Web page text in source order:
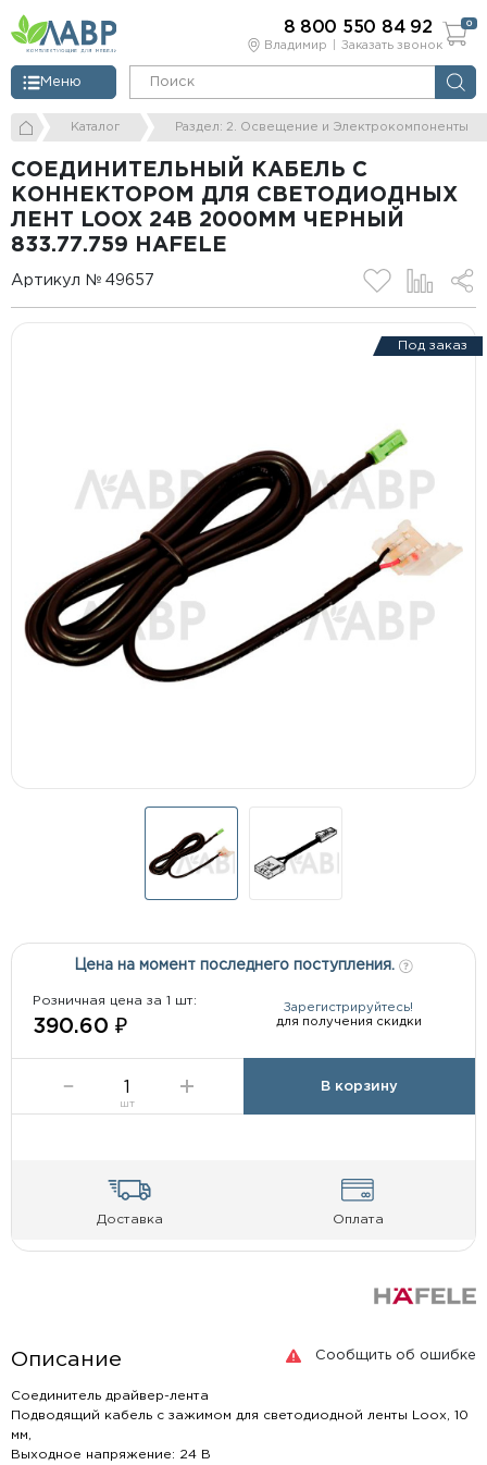
Владимир Заказать звонок
Меню
8 800 550 84 92 0
Каталог Раздел: 2. Освещение и Электрокомпоненты
СОЕДИНИТЕЛЬНЫЙ КАБЕЛЬ С
КОННЕКТОРОМ ДЛЯ СВЕТОДИОДНЫХ
ЛЕНТ LOOX 24В 2000ММ ЧЕРНЫЙ
833.77.759 HAFELE
Артикул № 49657
Под заказ
Цена на момент последнего поступления.
Розничная цена за 1 шт:
390.60 ₽
Зарегистрируйтесь!
для получения скидки
шт
В корзину
Доставка Оплата
Сообщить об ошибке
Описание
Соединитель драйвер-лента
Подводящий кабель с зажимом для светодиодной ленты Loox, 10
мм,
Выходное напряжение: 24 В